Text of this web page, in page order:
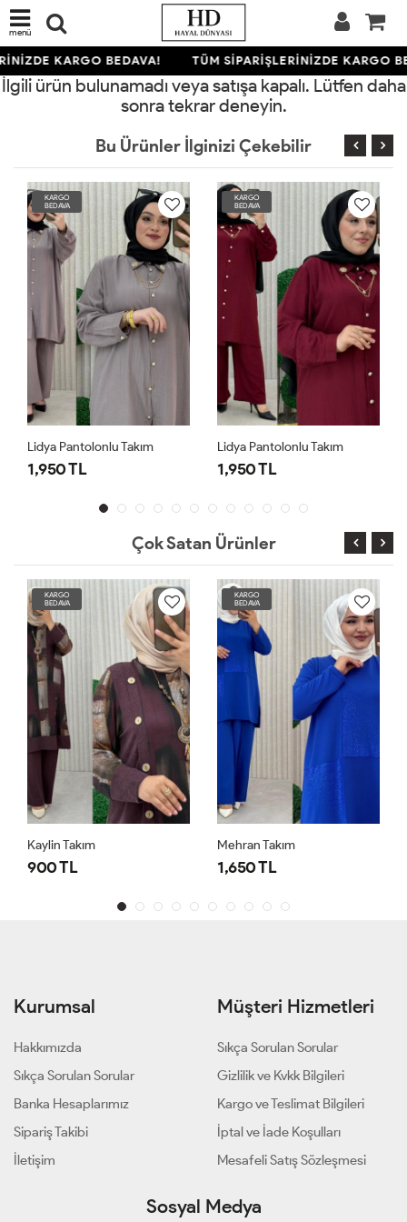
menü
KARGO BEDAVA! TÜM SİPARİŞLERİNİZDE KARGO
İlgili ürün bulunamadı veya satışa kapalı. Lütfen daha
sonra tekrar deneyin.
Bu Ürünler İlginizi Çekebilir
KARGO
BEDAVA
Lidya Pantolonlu Takım
1,950 TL
KARGO
BEDAVA
Lidya Pantolonlu Takım
1,950 TL
Çok Satan Ürünler
KARGO
BEDAVA
Kaylin Takım
900 TL
KARGO
BEDAVA
Mehran Takım
1,650 TL
Kurumsal
Hakkımızda
Sıkça Sorulan Sorular
Banka Hesaplarımız
Sipariş Takibi
İletişim
Müşteri Hizmetleri
Sıkça Sorulan Sorular
Gizlilik ve Kvkk Bilgileri
Kargo ve Teslimat Bilgileri
İptal ve İade Koşulları
Mesafeli Satış Sözleşmesi
Sosyal Medya